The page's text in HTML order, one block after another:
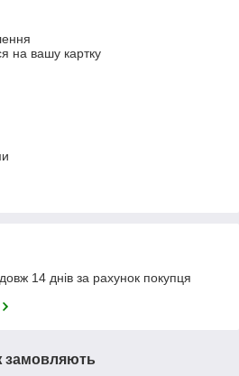
на вашу картку
14 днів за рахунок покупця
замовляють